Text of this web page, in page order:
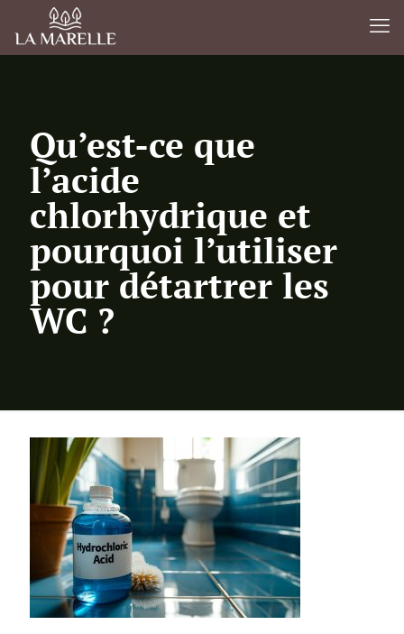
Qu’est-ce que
l’acide
chlorhydrique et
pourquoi l’utiliser
pour détartrer les
WC ?